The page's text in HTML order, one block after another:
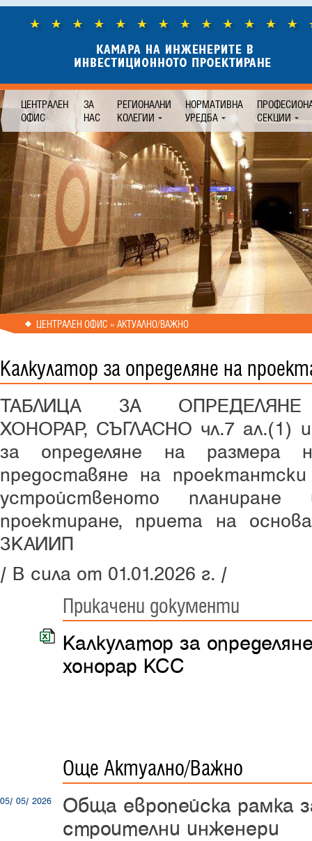
ЦЕНТРАЛЕН
ОФИС
ЗА
НАС
РЕГИОНАЛНИ
КОЛЕГИИ
НОРМАТИВНА
УРЕДБА
СЕКЦИИ
ЦЕНТРАЛЕН ОФИС » АКТУАЛНО/ВАЖНО
Калкулатор за определяне на
ТАБЛИЦА ЗА
ХОНОРАР, СЪГЛАСНО чл.7
за определяне на размера
предоставяне на
устройственото
проектиране, приета на
ЗКАИИП
/ В сила от 01.01.2026 г. /
Прикачени документи
Калкулатор за
хонорар КСС
Още Актуално/Важно
05/ 05/ 2026
Обща европейска рамка
строителни инженери